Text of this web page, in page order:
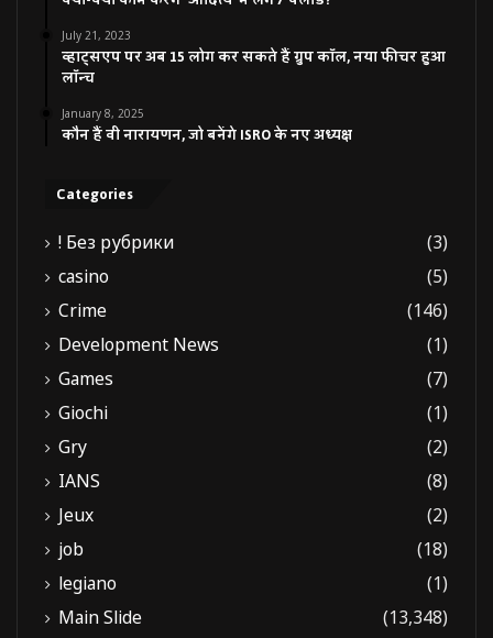
July 21, 2023
व्हाट्सएप पर अब 15 लोग कर सकते हैं ग्रुप कॉल, नया फीचर हुआ
लॉन्च
January 8, 2025
कौन हैं वी नारायणन, जो बनेंगे ISRO के नए अध्यक्ष
Categories
! Без рубрики
(3)
casino
(5)
Crime
(146)
Development News
(1)
Games
(7)
Giochi
(1)
Gry
(2)
IANS
(8)
Jeux
(2)
job
(18)
legiano
(1)
Main Slide
(13,348)